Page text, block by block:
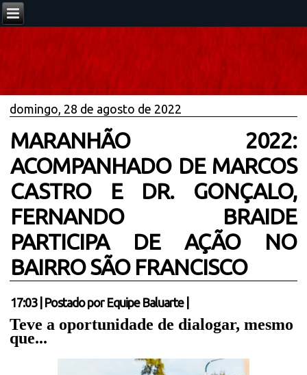
domingo, 28 de agosto de 2022
MARANHÃO 2022:
ACOMPANHADO DE MARCOS
CASTRO E DR. GONÇALO,
FERNANDO BRAIDE
PARTICIPA DE AÇÃO NO
BAIRRO SÃO FRANCISCO
17:03| Postado por Equipe Baluarte
Teve a oportunidade de dialogar, mesmo
que...